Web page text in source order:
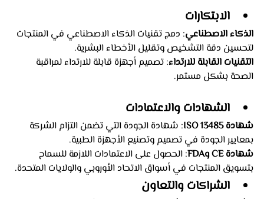
الابتكارات
الذكاء الاصطناعي: دمج تقنيات الذكاء الاصطناعي في المنتجات
لتحسين دقة التشخيص وتقليل الأخطاء البشرية.
التقنيات القابلة للارتداء: تصميم أجهزة قابلة للارتداء لمراقبة
الصحة بشكل مستمر.
الشهادات والاعتمادات
شهادة ISO 13485
: شهادة الجودة التي تضمن التزام الشركة
بمعايير الجودة في تصميم وتصنيع الأجهزة الطبية.
شهادة CE وFDA
: الحصول على الاعتمادات اللازمة للسماح
بتسويق المنتجات في أسواق الاتحاد الأوروبي والولايات المتحدة.
الشراكات والتعاون